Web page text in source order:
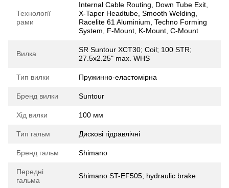
Технології
рами
Internal Cable Routing, Down Tube Exit,
X-Taper Headtube, Smooth Welding,
Racelite 61 Aluminium, Techno Forming
System, F-Mount, K-Mount, C-Mount
Вилка
SR Suntour XCT30; Coil; 100 STR;
27.5x2.25" max. WHS
Тип вилки Пружинно-еластомірна
Бренд вилки Suntour
Хід вилки 100 мм
Тип гальм Дискові гідравлічні
Бренд гальм Shimano
Передні
гальма
Shimano ST-EF505; hydraulic brake